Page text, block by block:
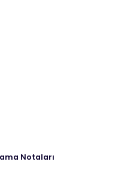
Notaları